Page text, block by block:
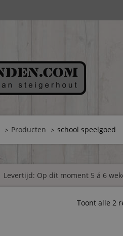
Producten school speelgoed
Levertijd: Op dit moment 5 á 6
Toont alle 2